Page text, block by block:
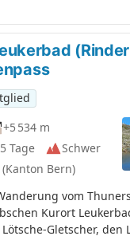
über den See,
Diese Stadt verfügt
Ein Besuch des
+5 534 m
5 Tage
Schwer
Bern)
vom
Kurort
Gletscher, den